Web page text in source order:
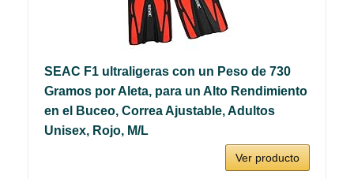
SEAC F1 ultraligeras con un Peso de 730
Gramos por Aleta, para un Alto Rendimiento
en el Buceo, Correa Ajustable, Adultos
Unisex, Rojo, M/L
Ver producto